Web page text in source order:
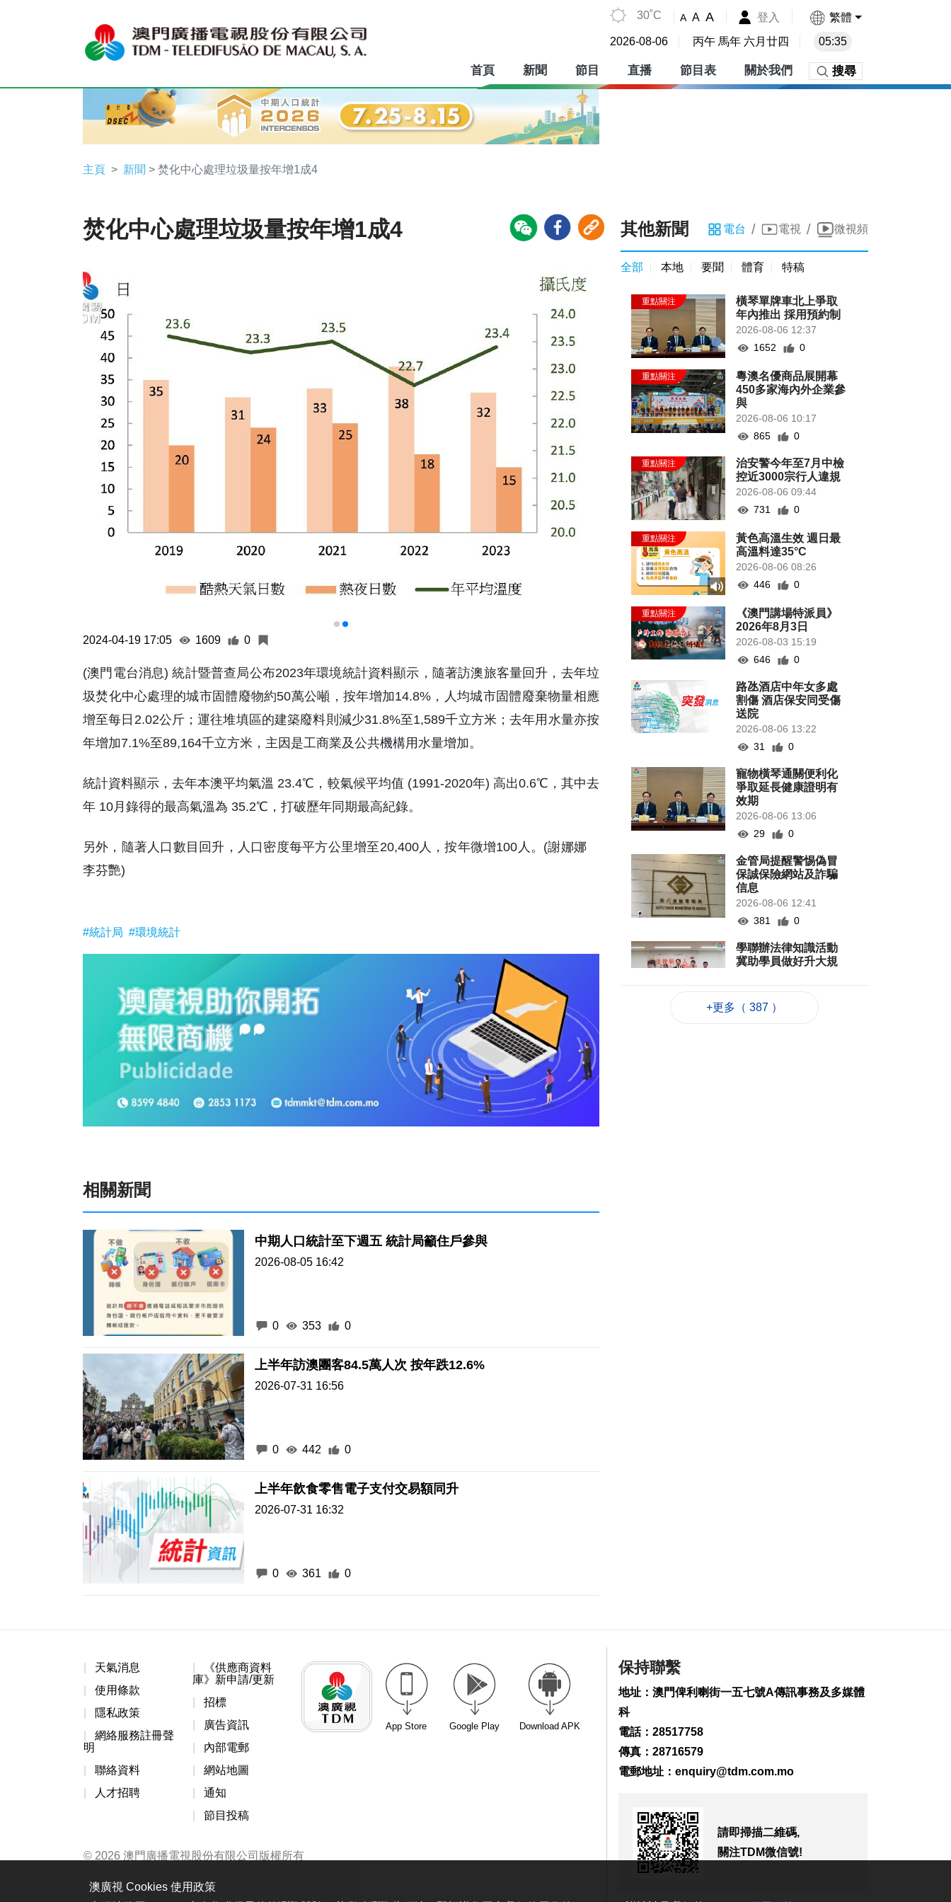
30˚C A A A 登入 繁體
2026-08-06 丙午 馬年 六月廿四 05:35
首頁 新聞 節目 直播 節目表 關於我們 搜尋
主頁 新聞 > 焚化中心處理垃圾量按年增1成4
焚化中心處理垃圾量按年增1成4
2024-04-19 17:05 1609 0
(澳門電台消息) 統計暨普查局公布2023年環境統計資料顯示，隨著訪澳旅客量回升，去年垃
圾焚化中心處理的城市固體廢物約50萬公噸，按年增加14.8%，人均城市固體廢棄物量相應
增至每日2.02公斤；運往堆填區的建築廢料則減少31.8%至1,589千立方米；去年用水量亦按
年增加7.1%至89,164千立方米，主因是工商業及公共機構用水量增加。
統計資料顯示，去年本澳平均氣溫 23.4℃，較氣候平均值 (1991-2020年) 高出0.6℃，其中去
年 10月錄得的最高氣溫為 35.2℃，打破歷年同期最高紀錄。
另外，隨著人口數目回升，人口密度每平方公里增至20,400人，按年微增100人。(謝娜娜
李芬艷)
#統計局 #環境統計
相關新聞
中期人口統計至下週五 統計局籲住戶參與
2026-08-05 16:42
0 353 0
上半年訪澳團客84.5萬人次 按年跌12.6%
2026-07-31 16:56
0 442 0
上半年飲食零售電子支付交易額同升
2026-07-31 16:32
0 361 0
其他新聞 電台 / 電視 / 微視頻
全部 本地 要聞 體育 特稿
橫琴單牌車北上爭取
年內推出 採用預約制
2026-08-06 12:37
1652
0
粵澳名優商品展開幕
450多家海內外企業參
與
2026-08-06 10:17
865
0
治安警今年至7月中檢
控近3000宗行人違規
2026-08-06 09:44
731
0
黃色高溫生效 週日最
高溫料達35°C
2026-08-06 08:26
446
0
《澳門講場特派員》
2026年8月3日
2026-08-03 15:19
646
0
路氹酒店中年女多處
割傷 酒店保安同受傷
送院
2026-08-06 13:22
31
0
寵物橫琴通關便利化
爭取延長健康證明有
效期
2026-08-06 13:06
29
0
金管局提醒警惕偽冒
保誠保險網站及詐騙
信息
2026-08-06 12:41
381
0
學聯辦法律知識活動
冀助學員做好升大規
111
2026-08-06 10:58
253
2026-08-06 10:31
193
0
+更多（ 387 ）
天氣消息
使用條款
隱私政策
網絡服務註冊聲
明
聯絡資料
人才招聘
《供應商資料
庫》新申請/更新
招標
廣告資訊
內部電郵
網站地圖
通知
節目投稿
App Store Google Play Download APK
© 2026 澳門廣播電視股份有限公司版權所有
保持聯繫
地址：澳門俾利喇街一五七號A傳訊事務及多媒體
科
電話：28517758
傳真：28716579
電郵地址： enquiry@tdm.com.mo
請即掃描二維碼,
關注TDM微信號!
澳廣視 Cookies 使用政策